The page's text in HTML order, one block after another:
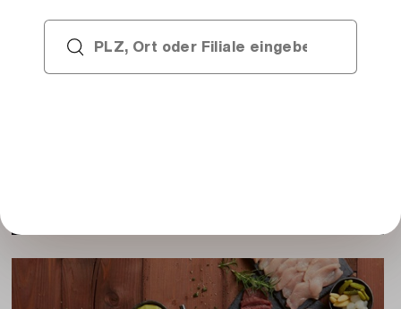
• Aufschnitt 11% (Fleischerzeugnis gekocht)
Schweinefleisch [Schweiz], Nitritpökelsalz
• GREYERZER 11%
• EMMENTALER 11%
• Rohessspeck 8% (Fleischerzeugnis, zum